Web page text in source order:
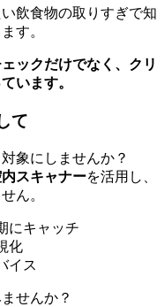
飲食物の取りすぎで知
す。
ックだけでなく、クリ
います。
て
象にしませんか？
スキャナーを活用し、
ん。
にキャッチ
化
イス
せんか？